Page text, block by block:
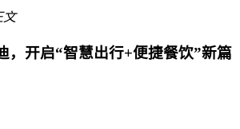
文
，开启“智慧出行+便捷餐饮”新篇